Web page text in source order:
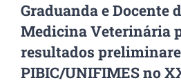
Graduanda e Docente
Medicina Veterinária
resultados
PIBIC/UNIFIMES no